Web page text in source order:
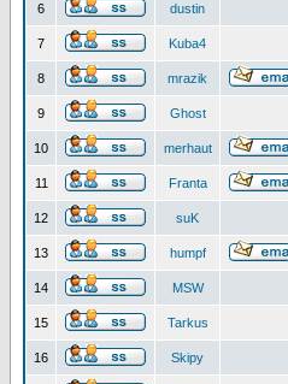
6 dustin
7 Kuba4
8 mrazik
9 Ghost
10 merhaut
11 Franta
12 suK
13 humpf
14 MSW
15 Tarkus
16 Skipy